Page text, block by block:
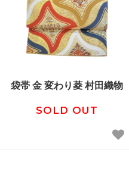
袋帯 金 変わり菱 村田織物
SOLD OUT